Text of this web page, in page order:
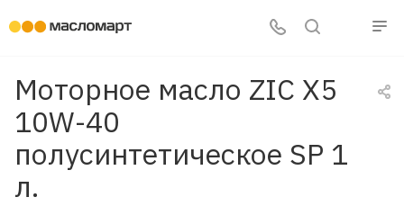
Моторное масло ZIC X5
10W-40
полусинтетическое SP 1
л.